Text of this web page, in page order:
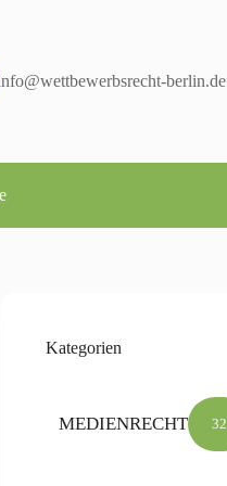
berlin.de
Kategorien
MEDIENRECHT 32